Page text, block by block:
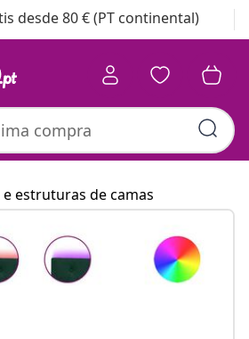
desde 80 € (PT continental)
e estruturas de camas